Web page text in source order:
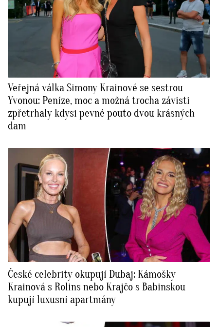
Veřejná válka Simony Krainové se sestrou
Yvonou: Peníze, moc a možná trocha závisti
zpřetrhaly kdysi pevné pouto dvou krásných
dam
České celebrity okupují Dubaj: Kámošky
Krainová s Rolins nebo Krajčo s Babinskou
kupují luxusní apartmány